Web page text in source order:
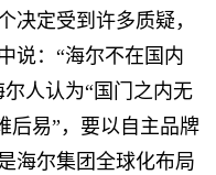
决定受到许多质疑，
说：“海尔不在国内
人认为“国门之内无
后易”，要以自主品牌
海尔集团全球化布局